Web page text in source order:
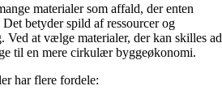
materialer som affald, der enten
betyder spild af ressourcer og
Ved at vælge materialer, der kan skilles ad
til en mere cirkulær byggeøkonomi.
har flere fordele: